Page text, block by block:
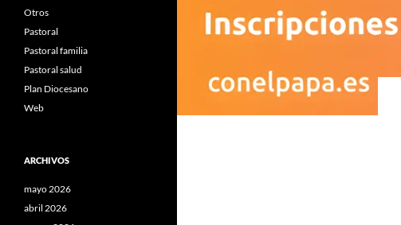
Otros
Pastoral
Pastoral familia
Pastoral salud
Plan Diocesano
Web
ARCHIVOS
mayo 2026
abril 2026